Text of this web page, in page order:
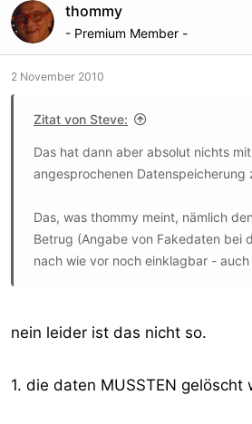
thommy
- Premium Member -
2 November 2010
Zitat von Steve:
Das hat dann aber absolut nichts
angesprochenen Datenspeicherung
Das, was thommy meint, nämlich
Betrug (Angabe von Fakedaten bei
nach wie vor noch einklagbar -
nein leider ist das nicht so.
1. die daten MUSSTEN gelöscht